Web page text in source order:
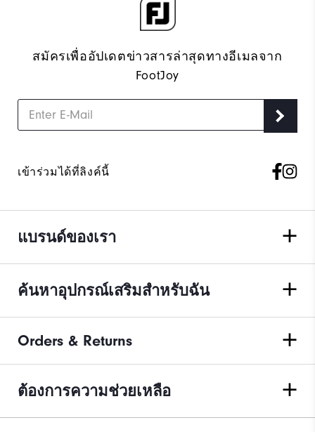
สมัครเพื่ออัปเดตข่าวสารล่าสุดทางอีเมลจาก
FootJoy
เข้าร่วมได้ที่ลิงค์นี้
แบรนด์ของเรา
ค้นหาอุปกรณ์เสริมสำหรับฉัน
Orders & Returns
ต้องการความช่วยเหลือ